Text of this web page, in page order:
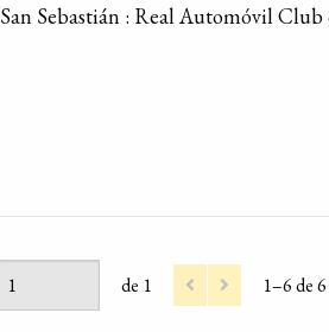
San Sebastián : Real Automóvil Club
de 1 1–6 de 6